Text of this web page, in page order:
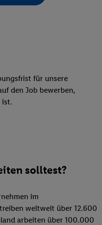
für unsere
den Job bewerben,
ist.
solltest?
im
weltweit über 12.600
arbeiten über 100.000